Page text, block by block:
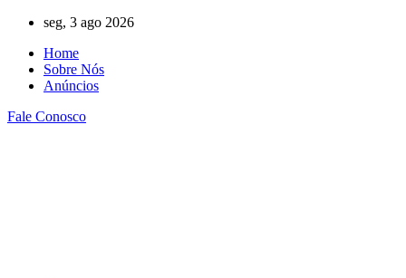
conteúdo
seg, 3 ago 2026
Home
Sobre Nós
Anúncios
Fale Conosco